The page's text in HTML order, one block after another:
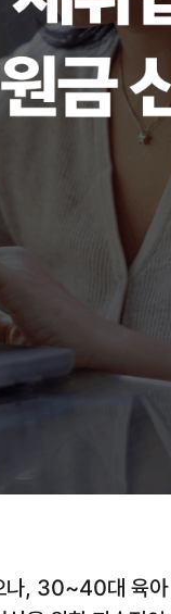
, 30~40대 육아